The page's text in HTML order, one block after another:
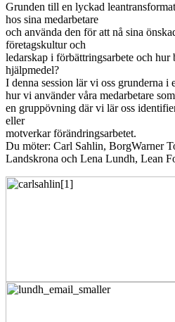
Grunden till en lyckad
hos sina medarbetare
och använda den för att nå sina
företagskultur och
ledarskap i förbättringsarbete och
hjälpmedel?
I denna session lär vi oss grunderna i
hur vi använder våra medarbetare
en gruppövning där vi lär oss
eller
motverkar förändringsarbetet.
Du möter: Carl Sahlin, BorgWarner
Landskrona och Lena Lundh, Lean